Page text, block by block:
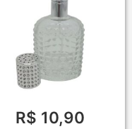
R$ 10,90